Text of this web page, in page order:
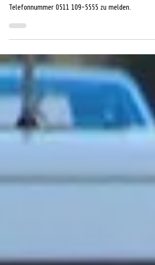
Zeugen werden gebeten, sich beim
Telefonnummer 0511 109-5555 zu melden.